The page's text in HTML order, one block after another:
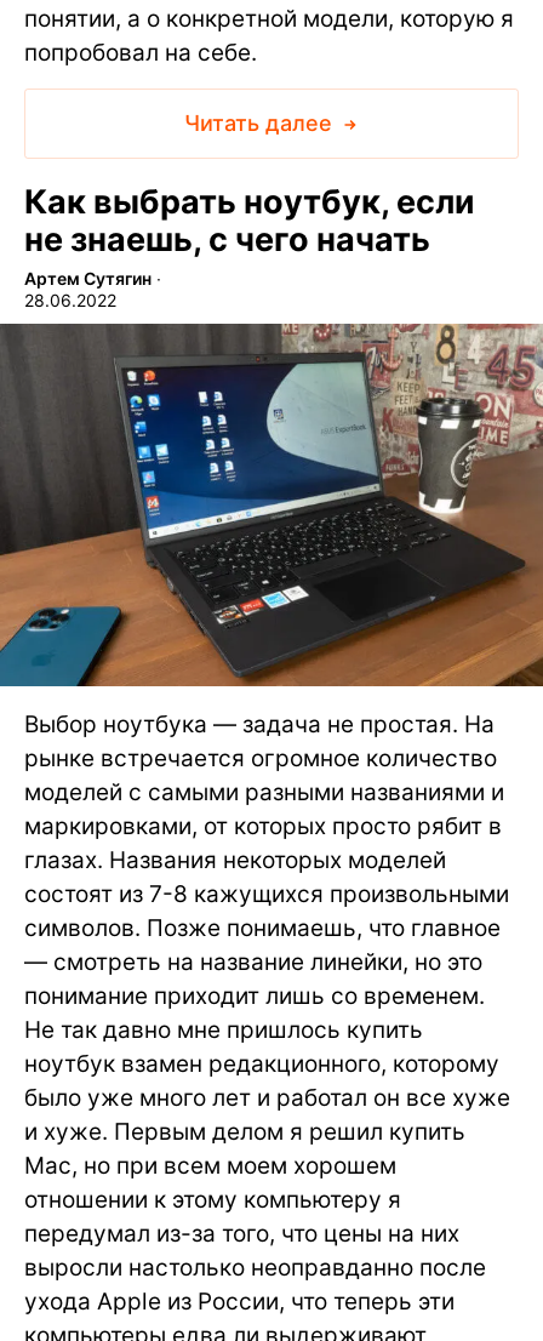
понятии, а о конкретной модели, которую я
попробовал на себе.
Читать далее
Как выбрать ноутбук, если
не знаешь, с чего начать
Артем Сутягин ∙
28.06.2022
Выбор ноутбука — задача не простая. На
рынке встречается огромное количество
моделей с самыми разными названиями и
маркировками, от которых просто рябит в
глазах. Названия некоторых моделей
состоят из 7-8 кажущихся произвольными
символов. Позже понимаешь, что главное
— смотреть на название линейки, но это
понимание приходит лишь со временем.
Не так давно мне пришлось купить
ноутбук взамен редакционного, которому
было уже много лет и работал он все хуже
и хуже. Первым делом я решил купить
Mac, но при всем моем хорошем
отношении к этому компьютеру я
передумал из-за того, что цены на них
выросли настолько неоправданно после
ухода Apple из России, что теперь эти
компьютеры едва ли выдерживают